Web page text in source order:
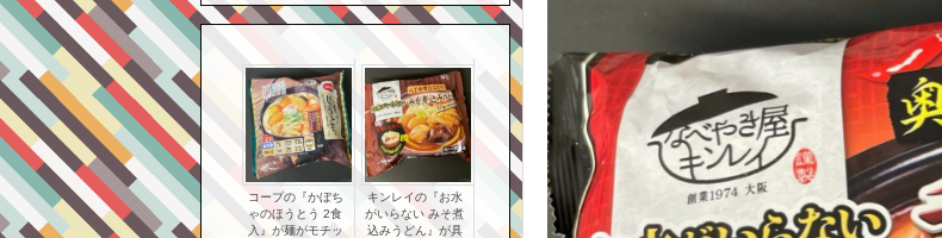
コープの『かぼち
ゃのほうとう 2食
入』が麺がモチッ
キンレイの『お水
がいらない みそ煮
込みうどん』が具